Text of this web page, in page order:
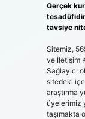
Gerçek
tavsiye
Sitemiz,
ve İletişim
Sağlayıcı
sitedeki
araştırma
üyelerimiz
taşımakta